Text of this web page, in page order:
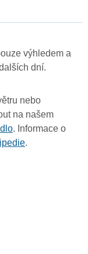
výhledem a
dní.
nebo
na našem
. Informace o
.